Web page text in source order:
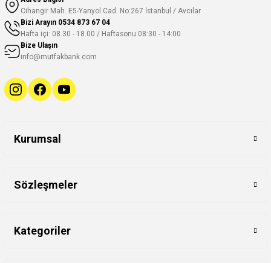
Cihangir Mah. E5-Yanyol Cad. No:267 İstanbul / Avcılar
Bizi Arayın 0534 873 67 04
Hafta içi: 08.30 - 18.00 / Haftasonu 08:30 - 14:00
Bize Ulaşın
info@mutfakbank.com
Kurumsal
Sözleşmeler
Kategoriler